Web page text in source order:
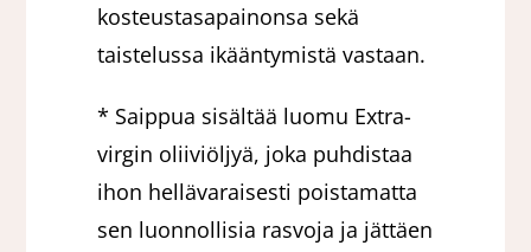
kosteustasapainonsa sekä
taistelussa ikääntymistä vastaan.
* Saippua sisältää luomu Extra-
virgin oliiviöljyä, joka puhdistaa
ihon hellävaraisesti poistamatta
sen luonnollisia rasvoja ja jättäen